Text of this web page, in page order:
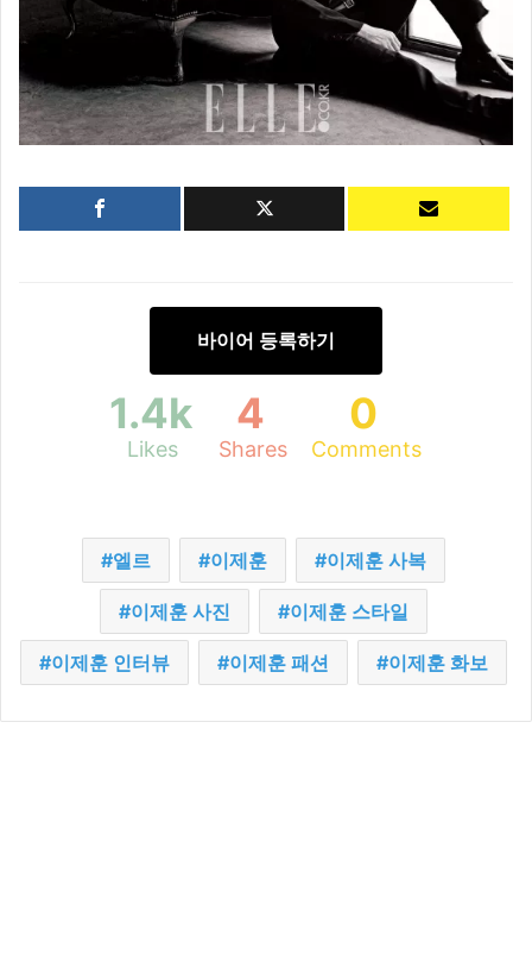
바이어 등록하기
1.4k
Likes
4
Shares
0
Comments
엘르 이제훈 이제훈 사복
이제훈 사진 이제훈 스타일
이제훈 인터뷰 이제훈 패션 이제훈 화보